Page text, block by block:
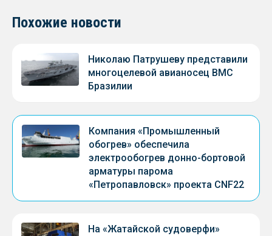
Похожие новости
Николаю Патрушеву представили
многоцелевой авианосец ВМС
Бразилии
Компания «Промышленный
обогрев» обеспечила
электрообогрев донно-бортовой
арматуры парома
«Петропавловск» проекта CNF22
На «Жатайской судоверфи»